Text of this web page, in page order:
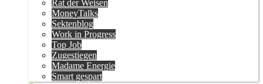
Rat der Weisen
MoneyTalks
Sektenblog
Work in Progress
Top Job
Zugestiegen
Madame Energie
Smart gespart